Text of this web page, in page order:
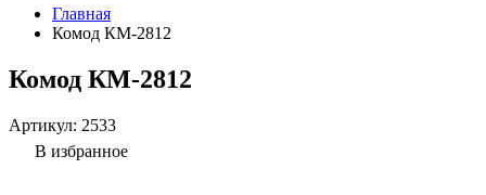
Главная
Комод КМ-2812
Комод КМ-2812
Артикул: 2533
В избранное